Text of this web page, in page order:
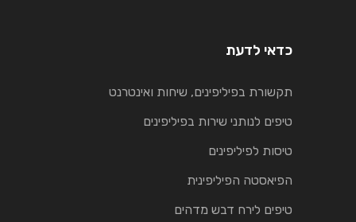
כדאי לדעת
תקשורת בפיליפינים, שיחות ואינטרנט
טיפים לנותני שירות בפיליפינים
טיסות לפיליפינים
הפיאסטה הפיליפינית
טיפים לירח דבש מדהים